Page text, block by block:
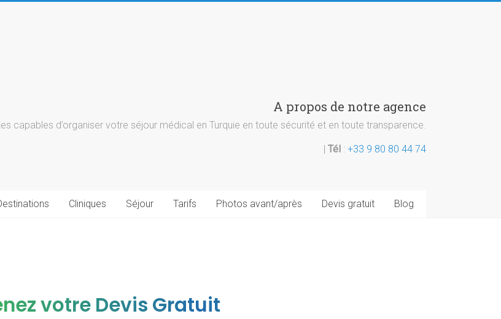
A propos de notre agence
capables d’organiser votre séjour médical en Turquie en toute sécurité et en toute transparence.
| Tél : +33 9 80 80 44 74
Cliniques Séjour Tarifs Photos avant/après Devis gratuit Blog
votre Devis Gratuit